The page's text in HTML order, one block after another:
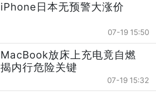
iPhone日本无预警大涨价
07-19 15:50
MacBook放床上充电竟自燃
揭内行危险关键
07-19 15:32